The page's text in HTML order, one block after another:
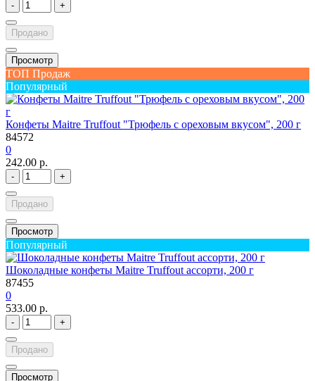
- +
Продано
Просмотр
ТОП Продаж
Популярный
Конфеты Maitre Truffout "Трюфель с ореховым вкусом", 200 г
84572
0
242.00 р.
- +
Продано
Просмотр
Популярный
Шоколадные конфеты Maitre Truffout ассорти, 200 г
87455
0
533.00 р.
- +
Продано
Просмотр